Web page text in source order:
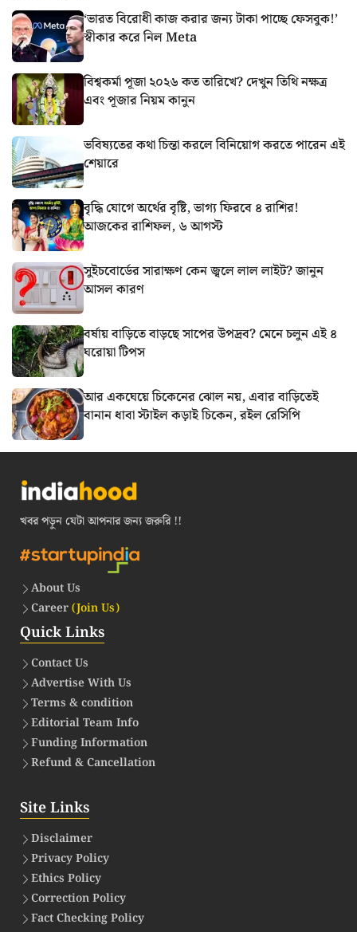
‘ভারত বিরোধী কাজ করার জন্য টাকা পাচ্ছে ফেসবুক!’
স্বীকার করে নিল Meta
বিশ্বকর্মা পূজা ২০২৬ কত তারিখে? দেখুন তিথি নক্ষত্র
এবং পূজার নিয়ম কানুন
ভবিষ্যতের কথা চিন্তা করলে বিনিয়োগ করতে পারেন এই
শেয়ারে
বৃদ্ধি যোগে অর্থের বৃষ্টি, ভাগ্য ফিরবে ৪ রাশির!
আজকের রাশিফল, ৬ আগস্ট
সুইচবোর্ডের সারাক্ষণ কেন জ্বলে লাল লাইট? জানুন
আসল কারণ
বর্ষায় বাড়িতে বাড়ছে সাপের উপদ্রব? মেনে চলুন এই ৪
ঘরোয়া টিপস
আর একঘেয়ে চিকেনের ঝোল নয়, এবার বাড়িতেই
বানান ধাবা স্টাইল কড়াই চিকেন, রইল রেসিপি
খবর পড়ুন যেটা আপনার জন্য জরুরি !!
About Us
Career(Join Us)
Quick Links
Contact Us
Advertise With Us
Terms & condition
Editorial Team Info
Funding Information
Refund & Cancellation
Site Links
Disclaimer
Privacy Policy
Ethics Policy
Correction Policy
Fact Checking Policy